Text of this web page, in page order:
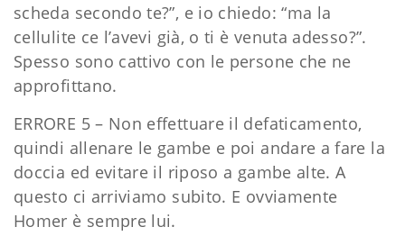
scheda secondo te?”, e io chiedo: “ma la
cellulite ce l’avevi già, o ti è venuta adesso?”.
Spesso sono cattivo con le persone che ne
approfittano.
ERRORE 5 – Non effettuare il defaticamento,
quindi allenare le gambe e poi andare a fare la
doccia ed evitare il riposo a gambe alte. A
questo ci arriviamo subito. E ovviamente
Homer è sempre lui.